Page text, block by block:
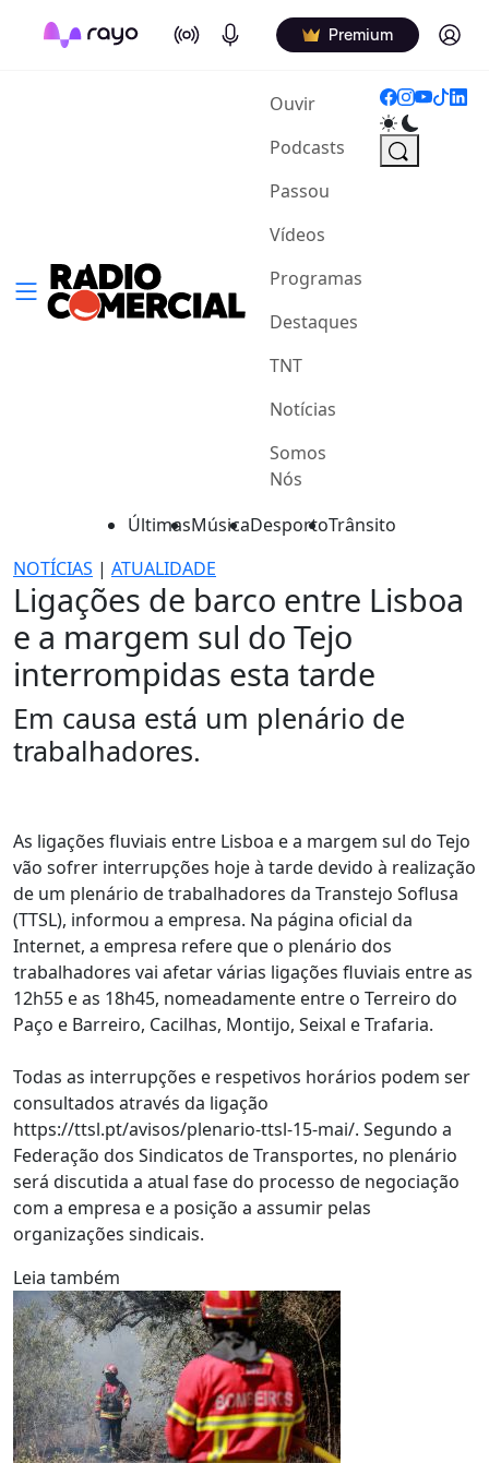
On Air Podcasts Premium Log in
Ouvir(current)
Podcasts
Passou
Vídeos
Programas
Destaques
TNT
Notícias
Somos
Nós
ÚltimasMúsicaDesportoTrânsito
NOTÍCIAS | ATUALIDADE
Ligações de barco entre Lisboa
e a margem sul do Tejo
interrompidas esta tarde
Em causa está um plenário de
trabalhadores.
As ligações fluviais entre Lisboa e a margem sul do Tejo
vão sofrer interrupções hoje à tarde devido à realização
de um plenário de trabalhadores da Transtejo Soflusa
(TTSL), informou a empresa. Na página oficial da
Internet, a empresa refere que o plenário dos
trabalhadores vai afetar várias ligações fluviais entre as
12h55 e as 18h45, nomeadamente entre o Terreiro do
Paço e Barreiro, Cacilhas, Montijo, Seixal e Trafaria.
Todas as interrupções e respetivos horários podem ser
consultados através da ligação
https://ttsl.pt/avisos/plenario-ttsl-15-mai/. Segundo a
Federação dos Sindicatos de Transportes, no plenário
será discutida a atual fase do processo de negociação
com a empresa e a posição a assumir pelas
organizações sindicais.
Leia também